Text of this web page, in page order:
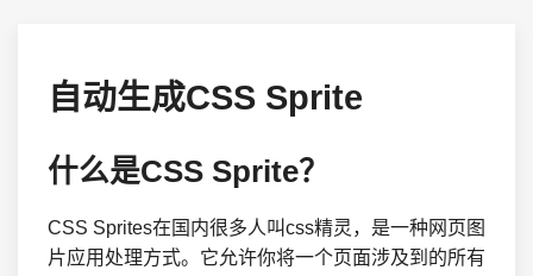
自动生成CSS Sprite
什么是CSS Sprite？
CSS Sprites在国内很多人叫css精灵，是一种网页图
片应用处理方式。它允许你将一个页面涉及到的所有